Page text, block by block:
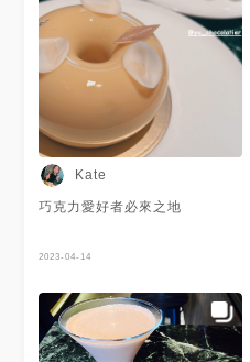
Kate
巧克力愛好者必來之地
2023-04-14